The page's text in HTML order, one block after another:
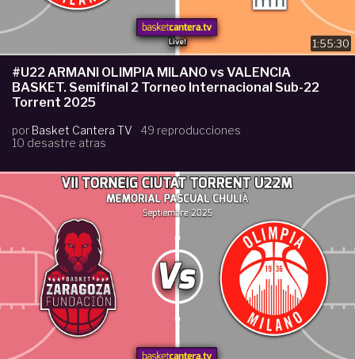
1:55:30
#U22 ARMANI OLIMPIA MILANO vs VALENCIA
BASKET. Semifinal 2 Torneo Internacional Sub-22
Torrent 2025
por Basket Cantera TV
49 reproducciones
10 desastre atras